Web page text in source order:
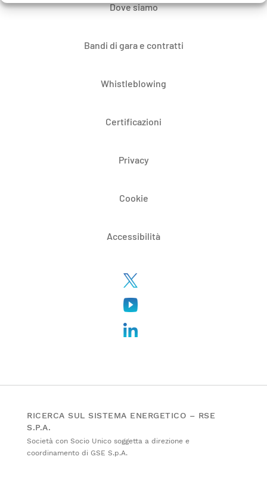
Dove siamo
Bandi di gara e contratti
Whistleblowing
Certificazioni
Privacy
Cookie
Accessibilità
RICERCA SUL SISTEMA ENERGETICO – RSE
S.P.A.
Società con Socio Unico soggetta a direzione e
coordinamento di GSE S.p.A.